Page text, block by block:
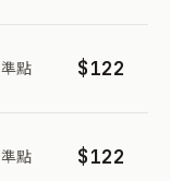
準點 $122
準點 $122